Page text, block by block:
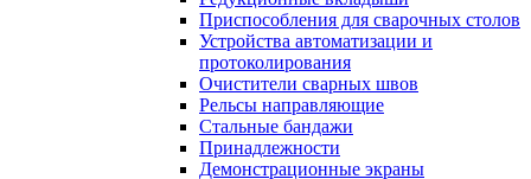
Приспособления для сварочных столов
Устройства автоматизации и
протоколирования
Очистители сварных швов
Рельсы направляющие
Стальные бандажи
Принадлежности
Демонстрационные экраны